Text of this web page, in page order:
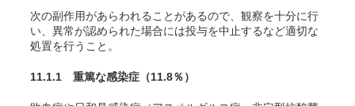
次の副作用があらわれることがあるので、観察を十分に行
い、異常が認められた場合には投与を中止するなど適切な
処置を行うこと。
11.1.1 重篤な感染症 （11.8％）